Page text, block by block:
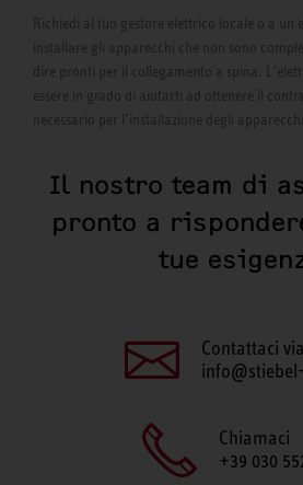
Richiedi al tuo gestore elettrico locale o a un
installare gli apparecchi che non sono
dire pronti per il collegamento a spina.
essere in grado di aiutarti ad ottenere il
necessario per l’installazione degli apparecchi.
Il nostro team di
pronto a
tue
Contattaci
Chiamaci
+39 030